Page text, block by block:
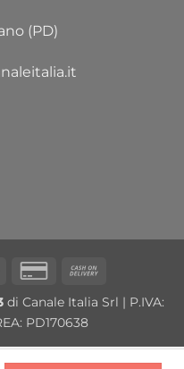
(PD)
MasterCardCredit
2
Delivery
di Canale Italia Srl | P.IVA:
PD170638